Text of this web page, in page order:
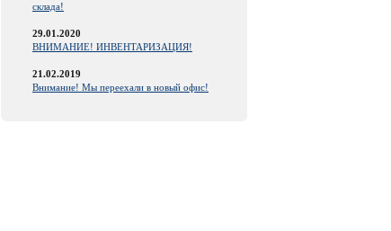
склада!
29.01.2020
ВНИМАНИЕ! ИНВЕНТАРИЗАЦИЯ!
21.02.2019
Внимание! Мы переехали в новый офис!